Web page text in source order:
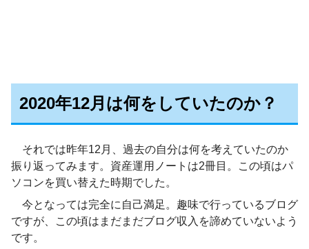
2020年12月は何をしていたのか？
それでは昨年12月、過去の自分は何を考えていたのか
振り返ってみます。資産運用ノートは2冊目。この頃はパ
ソコンを買い替えた時期でした。
今となっては完全に自己満足。趣味で行っているブログ
ですが、この頃はまだまだブログ収入を諦めていないよう
です。